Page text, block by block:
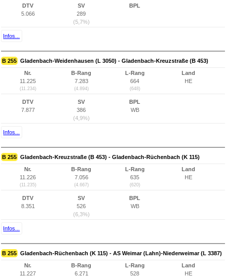
DTV
5.066
SV
289
(5,7%)
BPL
Infos...
B 255 Gladenbach-Weidenhausen (L 3050) - Gladenbach-Kreuzstraße (B 453)
Nr.
11.225
(11.234)
B-Rang
7.283
(4.894)
L-Rang
664
(648)
Land
HE
DTV
7.877
SV
386
(4,9%)
BPL
WB
Infos...
B 255 Gladenbach-Kreuzstraße (B 453) - Gladenbach-Rüchenbach (K 115)
Nr.
11.226
(11.235)
B-Rang
7.056
(4.667)
L-Rang
635
(620)
Land
HE
DTV
8.351
SV
526
(6,3%)
BPL
WB
Infos...
B 255 Gladenbach-Rüchenbach (K 115) - AS Weimar (Lahn)-Niederweimar (L 3387)
Nr.
11.227
B-Rang
6.271
L-Rang
528
Land
HE